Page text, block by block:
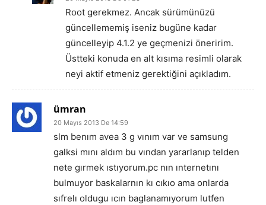
Root gerekmez. Ancak sürümünüzü
güncellememiş iseniz bugüne kadar
güncelleyip 4.1.2 ye geçmenizi öneririm.
Üstteki konuda en alt kısıma resimli olarak
neyi aktif etmeniz gerektiğini açıkladım.
ümran
20 Mayıs 2013 De 14:59
slm benım avea 3 g vınım var ve samsung
galksi mını aldım bu vından yararlanıp telden
nete gırmek ıstıyorum.pc nın ınternetını
bulmuyor baskalarnın kı cıkıo ama onlarda
sıfrelı oldugu ıcın baglanamıyorum lutfen